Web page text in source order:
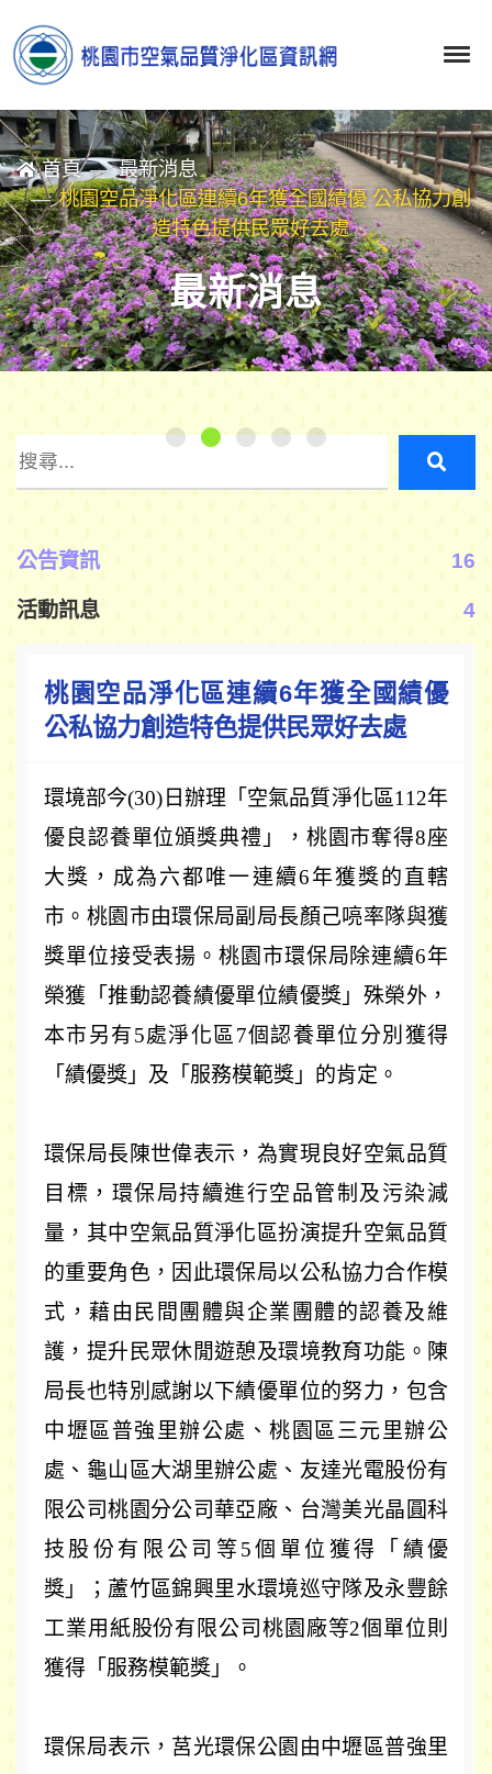
首頁
最新消息
桃園空品淨化區連續6年獲全國績優 公私協力創
造特色提供民眾好去處
最新消息
公告資訊 16
活動訊息 4
桃園空品淨化區連續6年獲全國績優
公私協力創造特色提供民眾好去處
環境部今(30) 日辦理「空氣品質淨化區112年
優良認養單位頒獎典禮」，桃園市奪得8座
大獎，成為六都唯一連續6年獲獎的直轄
市。桃園市由環保局副局長顏己喨率隊與獲
獎單位接受表揚。桃園市環保局除連續6年
榮獲「推動認養績優單位績優獎」殊榮外，
本市另有5處淨化區 7個認養單位分別獲得
「 績優獎 」 及 「 服務模範獎 」 的肯定。
環保局長陳世偉表示，為實現良好空氣品質
目標，環保局持續進行空品管制及污染減
量，其中空氣品質淨化區扮演提升空氣品質
的重要角色，因此環保局以公私協力合作模
式，藉由民間團體與企業團體的認養及維
護，提升民眾休閒遊憩及環境教育功能。陳
局長也特別感謝以下績優單位的努力，包含
中壢區普強里辦公處、桃園區三元里辦公
處、龜山區大湖里辦公處、友達光電股份有
限公司桃園分公司華亞廠、台灣美光晶圓科
技股份有限公司等 5個單位獲得 「 績優
獎 」； 蘆竹區錦興里水環境巡守隊及永豐餘
工業用紙股份有限公司桃園廠等2個單位則
獲得 「 服務模範獎 」 。
環保局表示，莒光環保公園由中壢區普強里